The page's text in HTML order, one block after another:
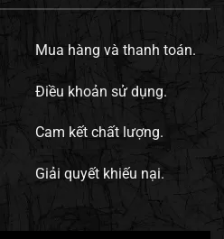
Mua hàng và thanh toán.
Điều khoản sử dụng.
Cam kết chất lượng.
Giải quyết khiếu nại.